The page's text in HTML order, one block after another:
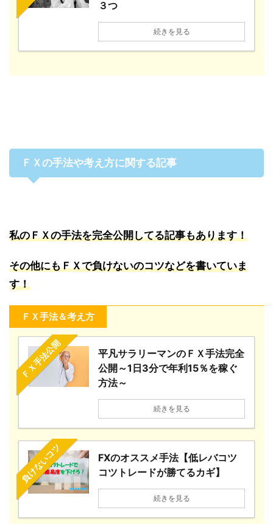
３つ
続きを見る
ＦＸの手法や考え方に関する記事
私のＦＸの手法を完全公開してる記事もあります！
その他にもＦＸで負けないのコツなどを書いていま
す！
ＦＸ手法＆考え方
ＦＸ手法公開
平凡サラリーマンのＦＸ手法完全
公開～1日3分で年利15％を稼ぐ
方法～
続きを見る
負けないコツ
FXのオススメ手法【低レバコツ
コツトレードが勝てるカギ】
続きを見る